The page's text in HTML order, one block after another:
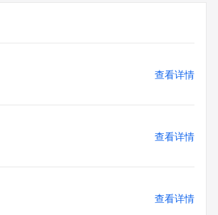
查看详情
查看详情
查看详情